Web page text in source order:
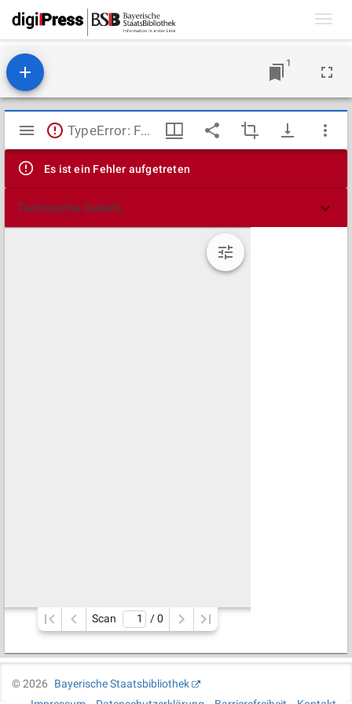
1
Mirador
Viewer
TypeError: Failed to fetch
Es ist ein Fehler aufgetreten
Technische Details
Scan / 0
©2026
Bayerische Staatsbibliothek